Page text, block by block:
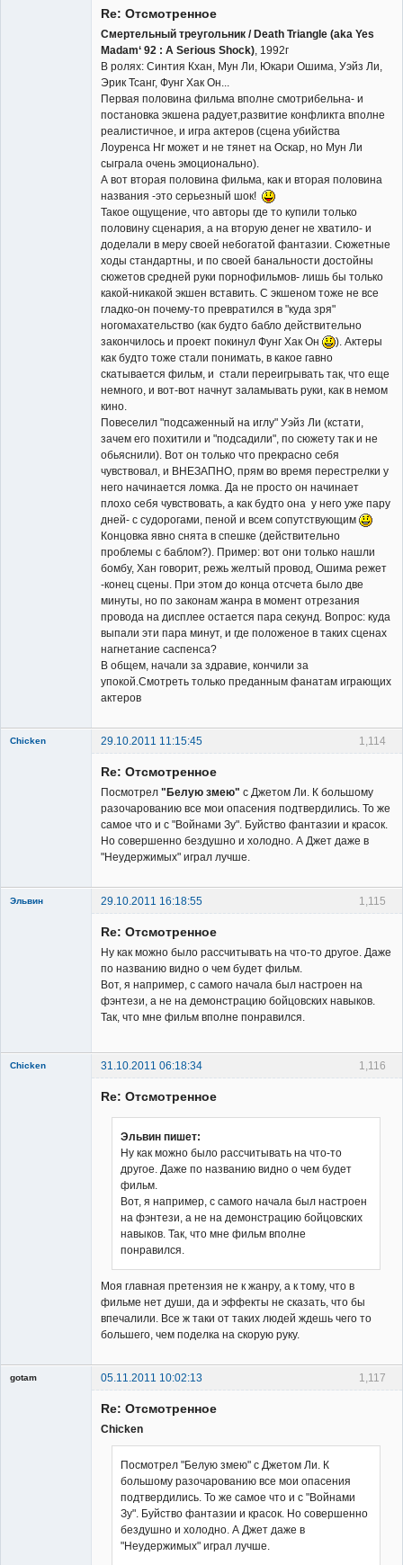
Re: Отсмотренное
Смертельный треугольник / Death Triangle (aka Yes
Madam‘ 92 : A Serious Shock), 1992г
В ролях: Синтия Кхан, Мун Ли, Юкари Ошима, Уэйз Ли,
Эрик Тсанг, Фунг Хак Он...
Первая половина фильма вполне смотрибельна- и
постановка экшена радует,развитие конфликта вполне
реалистичное, и игра актеров (сцена убийства
Лоуренса Нг может и не тянет на Оскар, но Мун Ли
сыграла очень эмоционально).
А вот вторая половина фильма, как и вторая половина
названия -это серьезный шок!
Такое ощущение, что авторы где то купили только
половину сценария, а на вторую денег не хватило- и
доделали в меру своей небогатой фантазии. Сюжетные
ходы стандартны, и по своей банальности достойны
сюжетов средней руки порнофильмов- лишь бы только
какой-никакой экшен вставить. С экшеном тоже не все
гладко-он почему-то превратился в "куда зря"
ногомахательство (как будто бабло действительно
закончилось и проект покинул Фунг Хак Он
). Актеры
как будто тоже стали понимать, в какое гавно
скатывается фильм, и стали переигрывать так, что еще
немного, и вот-вот начнут заламывать руки, как в немом
кино.
Повеселил "подсаженный на иглу" Уэйз Ли (кстати,
зачем его похитили и "подсадили", по сюжету так и не
обьяснили). Вот он только что прекрасно себя
чувствовал, и ВНЕЗАПНО, прям во время перестрелки у
него начинается ломка. Да не просто он начинает
плохо себя чувствовать, а как будто она у него уже пару
дней- с судорогами, пеной и всем сопутствующим
Концовка явно снята в спешке (действительно
проблемы с баблом?). Пример: вот они только нашли
бомбу, Хан говорит, режь желтый провод, Ошима режет
-конец сцены. При этом до конца отсчета было две
минуты, но по законам жанра в момент отрезания
провода на дисплее остается пара секунд. Вопрос: куда
выпали эти пара минут, и где положеное в таких сценах
нагнетание саспенса?
В общем, начали за здравие, кончили за
упокой.Смотреть только преданным фанатам играющих
актеров
1,114
Chicken
29.10.2011 11:15:45
Re: Отсмотренное
Посмотрел "Белую змею" с Джетом Ли. К большому
разочарованию все мои опасения подтвердились. То же
самое что и с "Войнами Зу". Буйство фантазии и красок.
Но совершенно бездушно и холодно. А Джет даже в
"Неудержимых" играл лучше.
1,115
Эльвин 29.10.2011 16:18:55
Re: Отсмотренное
Ну как можно было рассчитывать на что-то другое. Даже
по названию видно о чем будет фильм.
Вот, я например, с самого начала был настроен на
фэнтези, а не на демонстрацию бойцовских навыков.
Так, что мне фильм вполне понравился.
1,116
Chicken
31.10.2011 06:18:34
Re: Отсмотренное
Эльвин пишет:
Ну как можно было рассчитывать на что-то
другое. Даже по названию видно о чем будет
фильм.
Вот, я например, с самого начала был настроен
на фэнтези, а не на демонстрацию бойцовских
навыков. Так, что мне фильм вполне
понравился.
Моя главная претензия не к жанру, а к тому, что в
фильме нет души, да и эффекты не сказать, что бы
впечалили. Все ж таки от таких людей ждешь чего то
большего, чем поделка на скорую руку.
1,117
gotam
05.11.2011 10:02:13
Re: Отсмотренное
Chicken
Посмотрел "Белую змею" с Джетом Ли. К
большому разочарованию все мои опасения
подтвердились. То же самое что и с "Войнами
Зу". Буйство фантазии и красок. Но совершенно
бездушно и холодно. А Джет даже в
"Неудержимых" играл лучше.